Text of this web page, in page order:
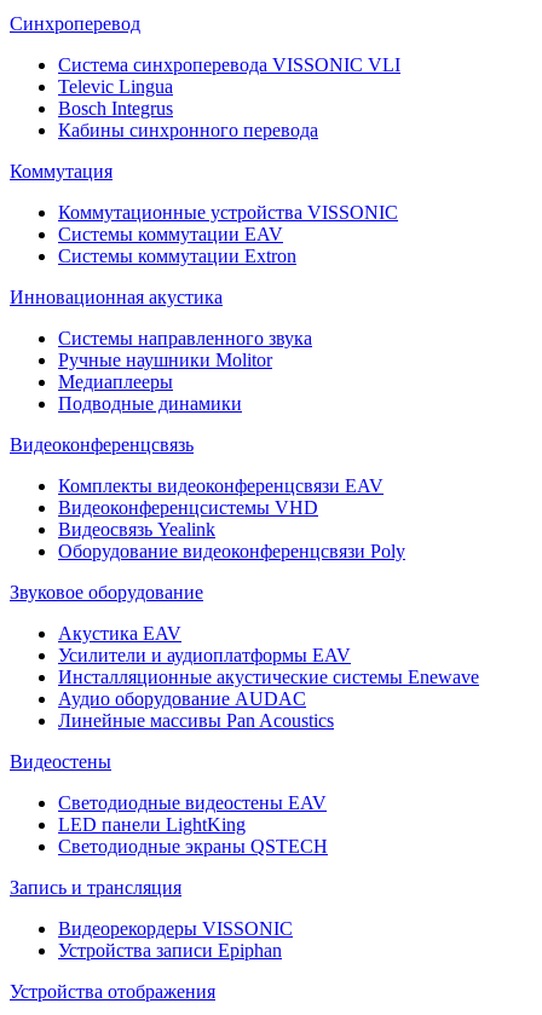
Синхроперевод
Система синхроперевода VISSONIC VLI
Televic Lingua
Bosch Integrus
Кабины синхронного перевода
Коммутация
Коммутационные устройства VISSONIC
Системы коммутации EAV
Системы коммутации Extron
Инновационная акустика
Системы направленного звука
Ручные наушники Molitor
Медиаплееры
Подводные динамики
Видеоконференцсвязь
Комплекты видеоконференцсвязи EAV
Видеоконференцсистемы VHD
Видеосвязь Yealink
Оборудование видеоконференцсвязи Poly
Звуковое оборудование
Акустика EAV
Усилители и аудиоплатформы EAV
Инсталляционные акустические системы Enewave
Аудио оборудование AUDAC
Линейные массивы Pan Acoustics
Видеостены
Светодиодные видеостены EAV
LED панели LightKing
Светодиодные экраны QSTECH
Запись и трансляция
Видеорекордеры VISSONIC
Устройства записи Epiphan
Устройства отображения